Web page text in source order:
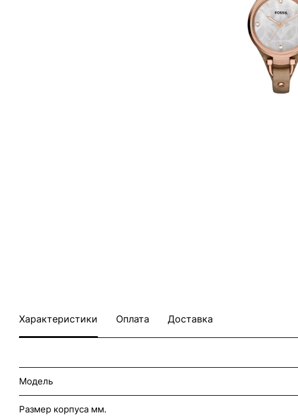
Характеристики Оплата Доставка
Модель
Размер корпуса мм.